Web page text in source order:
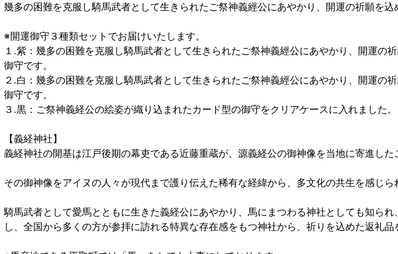
幾多の困難を克服し騎馬武者として生きられたご祭神義經公にあやかり、開運の祈願を込
※開運御守３種類セットでお届けいたします。
１.紫：幾多の困難を克服し騎馬武者として生きられたご祭神義經公にあやかり、開運の
御守です。
２.白：幾多の困難を克服し騎馬武者として生きられたご祭神義經公にあやかり、開運の
御守です。
３.黒：ご祭神義経公の絵姿が織り込まれたカード型の御守をクリアケースに入れました。
【義経神社】
義経神社の開基は江戸後期の幕吏である近藤重蔵が、源義経公の御神像を当地に寄進した
その御神像をアイヌの人々が現代まで護り伝えた稀有な経緯から、多文化の共生を感じら
騎馬武者として愛馬とともに生きた義経公にあやかり、馬にまつわる神社としても知ら
し、全国から多くの方が参拝に訪れる特異な存在感をもつ神社から、祈りを込めた返礼品